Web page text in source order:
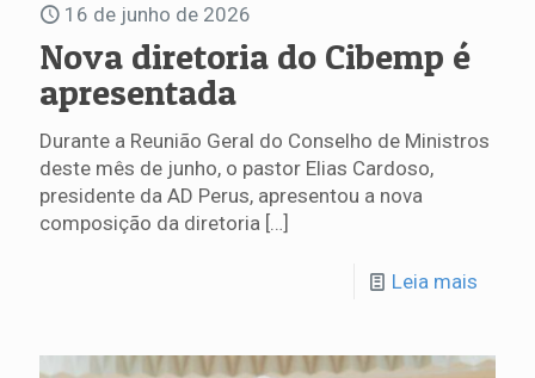
16 de junho de 2026
Nova diretoria do Cibemp é
apresentada
Durante a Reunião Geral do Conselho de Ministros
deste mês de junho, o pastor Elias Cardoso,
presidente da AD Perus, apresentou a nova
composição da diretoria […]
Leia mais